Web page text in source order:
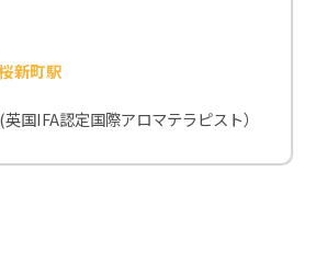
新町駅
国IFA認定国際アロマテラピスト）